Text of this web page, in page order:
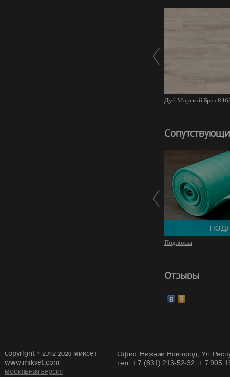
Дуб Морской Бриз
Подложка
Отзывы
Copyright © 2012-2020 Миксет
www.mikset.com
мобильная версия
Офис: Нижний Новгород, Ул.
тел: + 7 (831) 213-52-32, + 7 905